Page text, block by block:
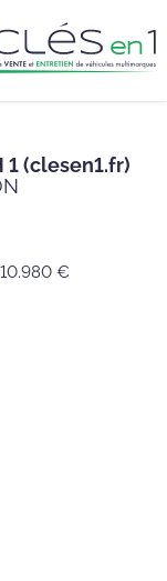
1 (clesen1.fr)
€